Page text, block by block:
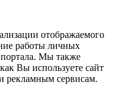
отображаемого
работы личных
Мы также
Вы используете сайт
рекламным сервисам.